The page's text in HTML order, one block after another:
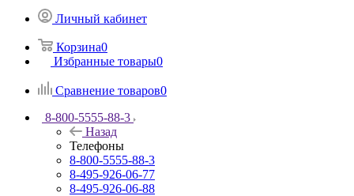
Личный кабинет
Корзина0
Избранные товары0
Сравнение товаров0
8-800-5555-88-3
Назад
Телефоны
8-800-5555-88-3
8-495-926-06-77
8-495-926-06-88